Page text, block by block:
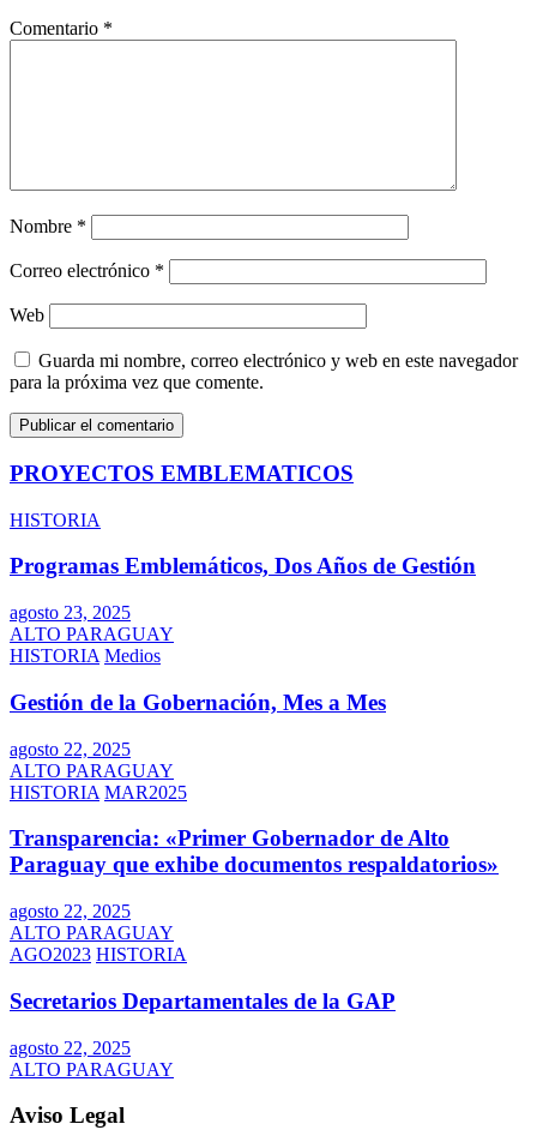
Comentario *
Nombre *
Correo electrónico *
Web
Guarda mi nombre, correo electrónico y web en este navegador
para la próxima vez que comente.
PROYECTOS EMBLEMATICOS
HISTORIA
Programas Emblemáticos, Dos Años de Gestión
agosto 23, 2025
ALTO PARAGUAY
HISTORIA Medios
Gestión de la Gobernación, Mes a Mes
agosto 22, 2025
ALTO PARAGUAY
HISTORIA MAR2025
Transparencia: «Primer Gobernador de Alto
Paraguay que exhibe documentos respaldatorios»
agosto 22, 2025
ALTO PARAGUAY
AGO2023 HISTORIA
Secretarios Departamentales de la GAP
agosto 22, 2025
ALTO PARAGUAY
Aviso Legal